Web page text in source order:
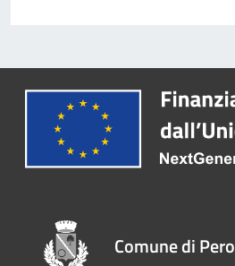
Comune di Pero